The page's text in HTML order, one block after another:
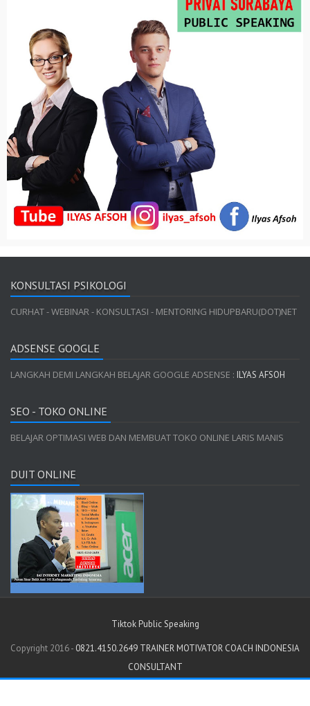
KONSULTASI PSIKOLOGI
CURHAT - WEBINAR - KONSULTASI - MENTORING HIDUPBARU(DOT)NET
ADSENSE GOOGLE
LANGKAH DEMI LANGKAH BELAJAR GOOGLE ADSENSE : ILYAS AFSOH
SEO - TOKO ONLINE
BELAJAR OPTIMASI WEB DAN MEMBUAT TOKO ONLINE LARIS MANIS
DUIT ONLINE
Tiktok Public Speaking
Copyright 2016 - 0821.4150.2649 TRAINER MOTIVATOR COACH INDONESIA
CONSULTANT